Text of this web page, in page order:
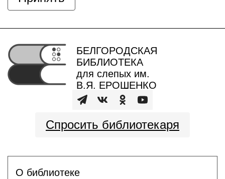
БЕЛГОРОДСКАЯ
БИБЛИОТЕКА
для слепых им.
В.Я. ЕРОШЕНКО
Спросить библиотекаря
О библиотеке